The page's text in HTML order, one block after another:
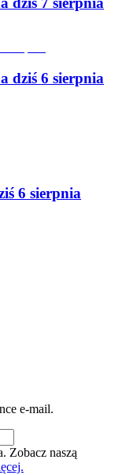
dziś 6 sierpnia
6 sierpnia
e-mail.
Zobacz naszą